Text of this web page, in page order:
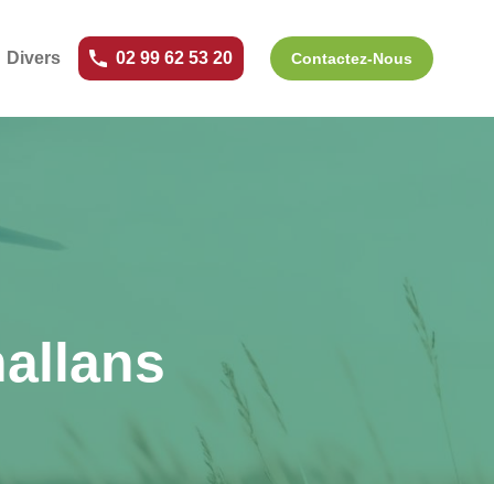
Divers 02 99 62 53 20 Contactez-Nous